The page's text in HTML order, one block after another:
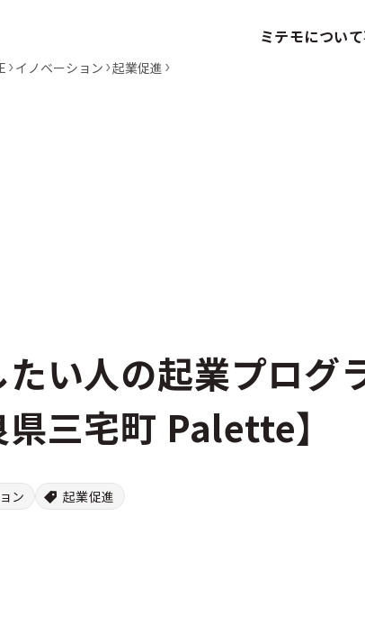
ミテモについて
イノベーション​ 起業促進
い人の起業プログ
三宅町 Palette】
ン 起業促進